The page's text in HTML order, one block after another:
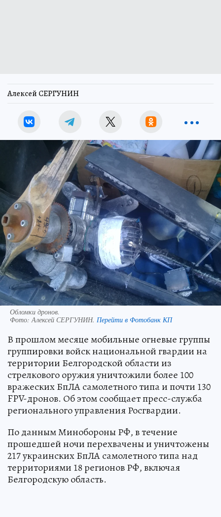
Алексей СЕРГУНИН
Обломки дронов.
Фото:Алексей СЕРГУНИН. Перейти в Фотобанк КП
В прошлом месяце мобильные огневые группы
группировки войск национальной гвардии на
территории Белгородской области из
стрелкового оружия уничтожили более 100
вражеских БпЛА самолетного типа и почти 130
FPV-дронов. Об этом сообщает пресс-служба
регионального управления Росгвардии.
По данным Минобороны РФ, в течение
прошедшей ночи перехвачены и уничтожены
217 украинских БпЛА самолетного типа над
территориями 18 регионов РФ, включая
Белгородскую область.